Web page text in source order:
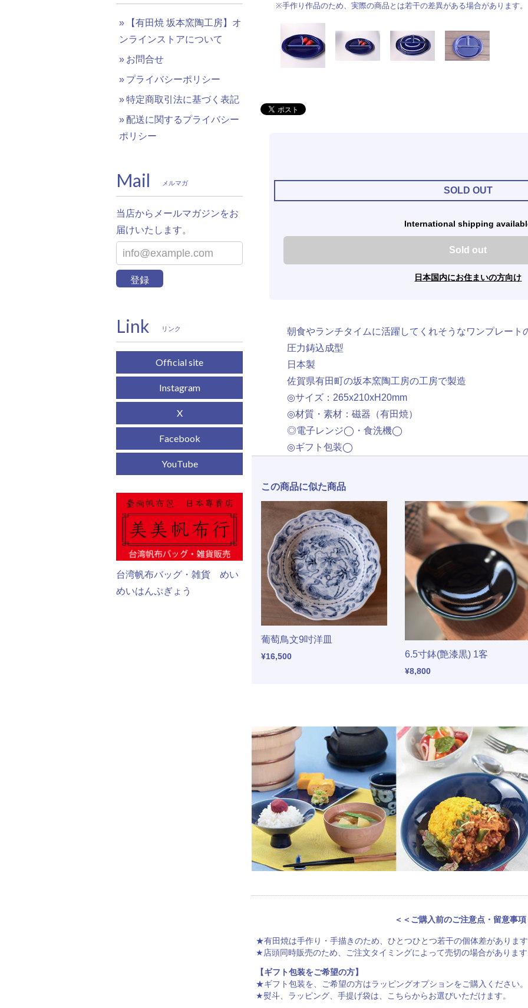
※手作り作品のため、実際の商品とは若干の差異がある場合があります。
SOLD OUT
International shipping
Sold out
日本国内にお住まいの方向け
朝食やランチタイムに活躍してくれそうなワンプレート
圧力鋳込成型
日本製
佐賀県有田町の坂本窯陶工房の工房で製造
◎サイズ：265x210xH20mm
◎材質・素材：磁器（有田焼）
◎電子レンジ◯・食洗機◯
◎ギフト包装◯
この商品に似た商品
葡萄鳥文9吋洋皿
¥16,500 6.5寸鉢(艶漆黒) 1客
¥8,800
＜＜ご購入前のご注意点・留意事項
★有田焼は手作り・手描きのため、ひとつひとつ若干の個体差があります
★店頭同時販売のため、ご注文タイミングによって売切の場合があります
【ギフト包装をご希望の方】
★ギフト包装を、ご希望の方はラッピングオプションをご購入ください。
★熨斗、ラッピング、手提げ袋は、 こちらからお選びいただけます。
【有田焼 坂本窯陶工房】オ
ンラインストアについて
お問合せ
プライバシーポリシー
特定商取引法に基づく表記
配送に関するプライバシー
ポリシー
Mail メルマガ
当店からメールマガジンをお
届けいたします。
登録
Link リンク
Official site
Instagram
X
Facebook
YouTube
台湾帆布バッグ・雑貨 めい
めいはんぷぎょう